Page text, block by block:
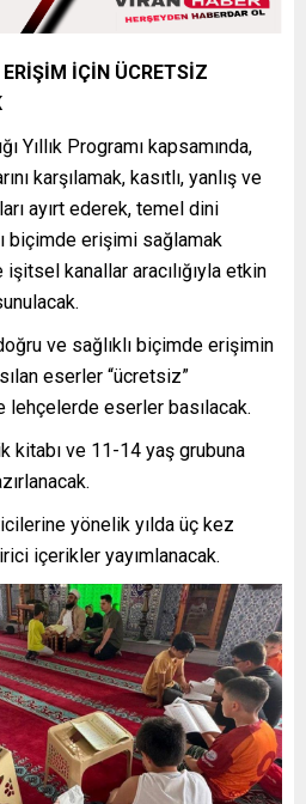
İÇİN ÜCRETSİZ
Yıllık Programı kapsamında,
karşılamak, kasıtlı, yanlış ve
ayırt ederek, temel dini
biçimde erişimi sağlamak
işitsel kanallar aracılığıyla etkin
ve sağlıklı biçimde erişimin
eserler “ücretsiz”
lehçelerde eserler basılacak.
kitabı ve 11-14 yaş grubuna
yönelik yılda üç kez
içerikler yayımlanacak.